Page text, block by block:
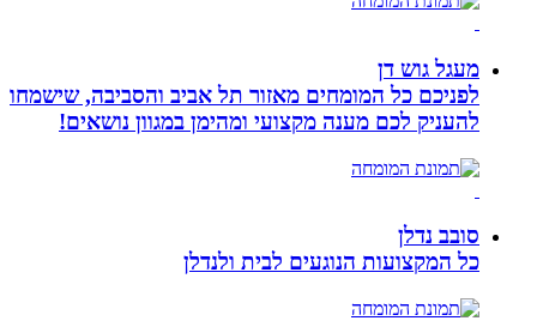
מעגל גוש דן
לפניכם כל המומחים מאזור תל אביב והסביבה, שישמחו
להעניק לכם מענה מקצועי ומהימן במגוון נושאים!
סובב נדלן
כל המקצועות הנוגעים לבית ולנדלן